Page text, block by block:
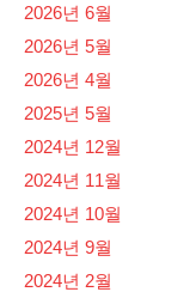
2026년 6월
2026년 5월
2026년 4월
2025년 5월
2024년 12월
2024년 11월
2024년 10월
2024년 9월
2024년 2월